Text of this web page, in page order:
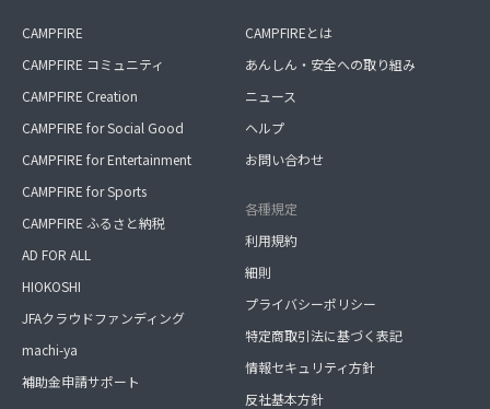
CAMPFIRE
CAMPFIRE コミュニティ
CAMPFIRE Creation
CAMPFIRE for Social Good
CAMPFIRE for Entertainment
CAMPFIRE for Sports
CAMPFIRE ふるさと納税
AD FOR ALL
HIOKOSHI
JFAクラウドファンディング
machi-ya
補助金申請サポート
CAMPFIREとは
あんしん・安全への取り組み
ニュース
ヘルプ
お問い合わせ
各種規定
利用規約
細則
プライバシーポリシー
特定商取引法に基づく表記
情報セキュリティ方針
反社基本方針